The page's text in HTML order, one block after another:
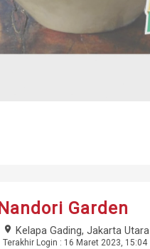
Nandori Garden
place Kelapa Gading, Jakarta Utara
Terakhir Login : 16 Maret 2023, 15:04